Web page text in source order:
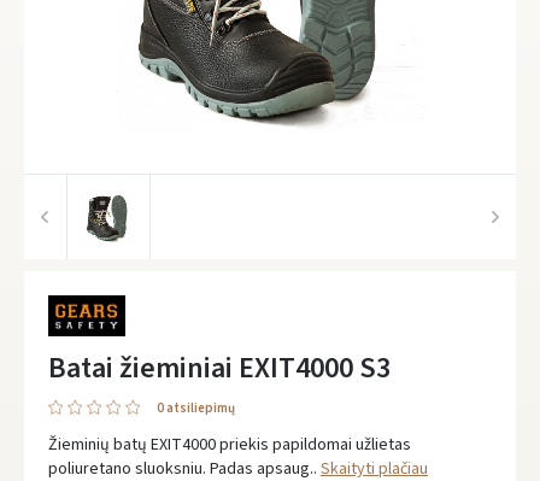
Batai žieminiai EXIT4000 S3
0 atsiliepimų
Žieminių batų EXIT4000 priekis papildomai užlietas
poliuretano sluoksniu. Padas apsaug.. Skaityti plačiau